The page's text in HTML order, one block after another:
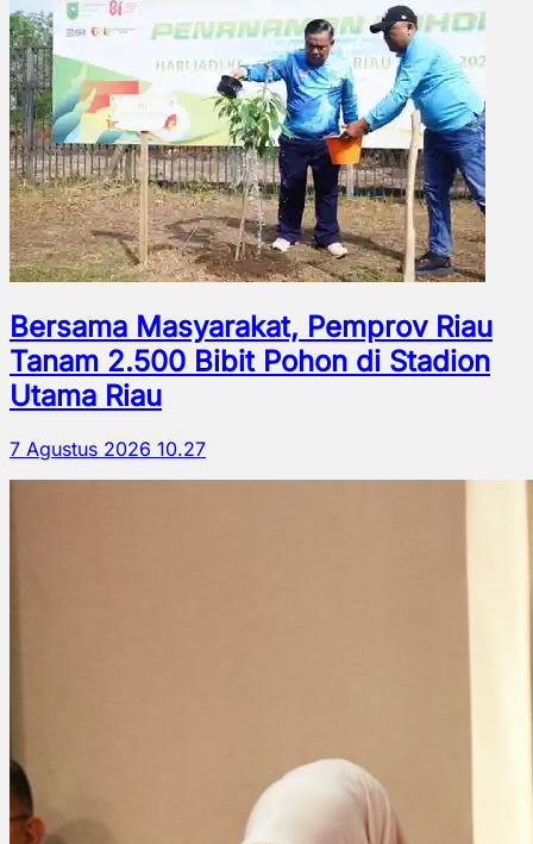
Bersama Masyarakat, Pemprov Riau
Tanam 2.500 Bibit Pohon di Stadion
Utama Riau
7 Agustus 2026 10.27